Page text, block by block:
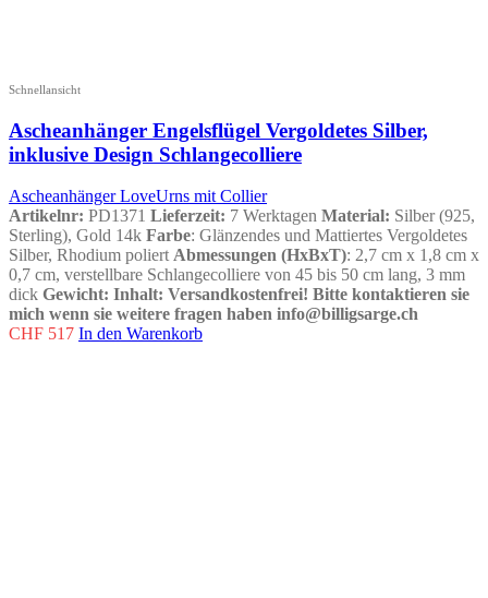
Schnellansicht
Ascheanhänger Engelsflügel Vergoldetes Silber,
inklusive Design Schlangecolliere
Ascheanhänger LoveUrns mit Collier
Artikelnr: PD1371 Lieferzeit: 7 Werktagen Material: Silber (925,
Sterling), Gold 14k Farbe: Glänzendes und Mattiertes Vergoldetes
Silber, Rhodium poliert Abmessungen (HxBxT): 2,7 cm x 1,8 cm x
0,7 cm, verstellbare Schlangecolliere von 45 bis 50 cm lang, 3 mm
dick Gewicht: Inhalt: Versandkostenfrei! Bitte kontaktieren sie
mich wenn sie weitere fragen haben info@billigsarge.ch
CHF 517 In den Warenkorb